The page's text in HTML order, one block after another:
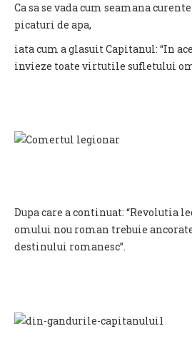
Ca sa se vada cum seamana
picaturi de apa,
iata cum a glasuit Capitanul: “In
invieze toate virtutile sufletului
Dupa care a continuat: “Revolutia
omului nou roman trebuie
destinului romanesc”.